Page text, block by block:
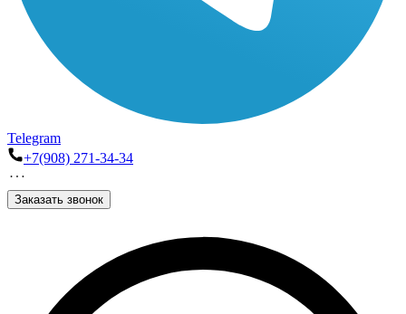
Telegram
+7(908) 271-34-34
Заказать звонок